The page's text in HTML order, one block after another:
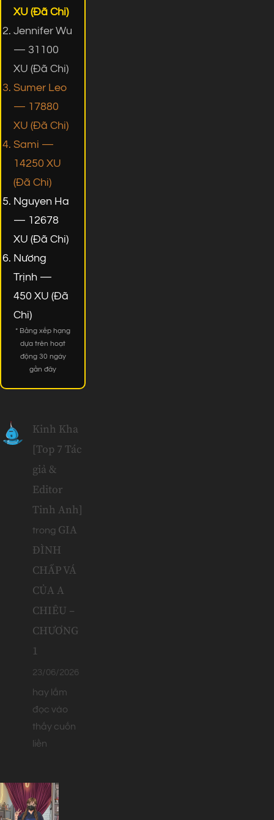
XU (Đã Chi)
Jennifer Wu
— 31100
XU (Đã Chi)
Sumer Leo
— 17880
XU (Đã Chi)
Sami —
14250 XU
(Đã Chi)
Nguyen Ha
— 12678
XU (Đã Chi)
Nương
Trịnh —
450 XU (Đã
Chi)
* Bảng xếp hạng
dựa trên hoạt
động 30 ngày
gần đây
Kinh Kha
[Top 7 Tác
giả &
Editor
Tinh Anh]
trong GIA
ĐÌNH
CHẤP VÁ
CỦA A
CHIÊU –
CHƯƠNG
1
23/06/2026
hay lắm
đọc vào
thấy cuốn
liền